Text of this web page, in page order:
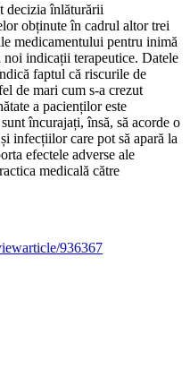
decizia înlăturării
obținute în cadrul altor trei
medicamentului pentru inimă
indicații terapeutice. Datele
faptul că riscurile de
de mari cum s-a crezut
a pacienților este
încurajați, însă, să acorde o
infecțiilor care pot să apară la
efectele adverse ale
medicală către
936367